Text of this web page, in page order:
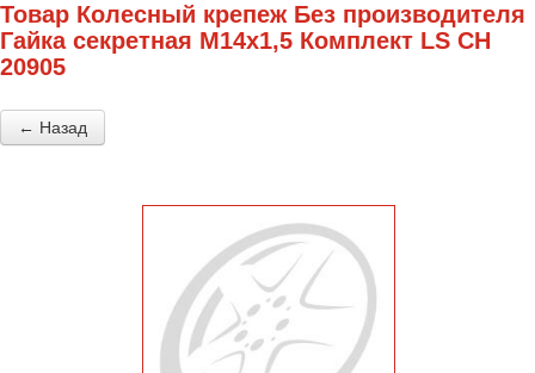
Товар Колесный крепеж Без производителя
Гайка секретная M14x1,5 Комплект LS СН
20905
← Назад